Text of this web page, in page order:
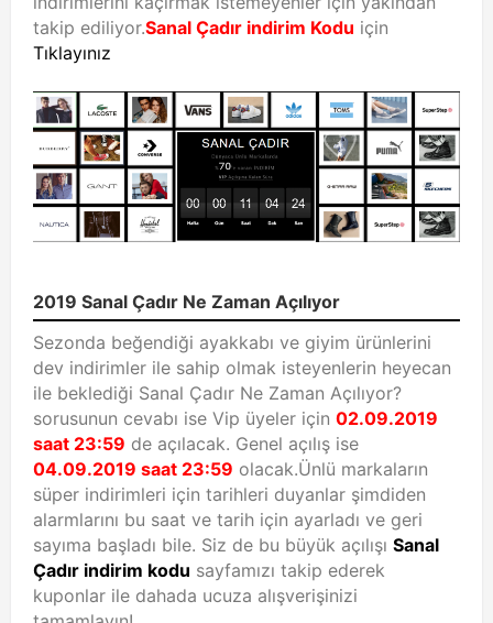
takip ediliyor.Sanal Çadır indirim Kodu için
Tıklayınız
2019 Sanal Çadır Ne Zaman Açılıyor
Sezonda beğendiği ayakkabı ve giyim ürünlerini
dev indirimler ile sahip olmak isteyenlerin heyecan
ile beklediği Sanal Çadır Ne Zaman Açılıyor?
sorusunun cevabı ise Vip üyeler için 02.09.2019
saat 23:59 de açılacak. Genel açılış ise
04.09.2019 saat 23:59 olacak.Ünlü markaların
süper indirimleri için tarihleri duyanlar şimdiden
alarmlarını bu saat ve tarih için ayarladı ve geri
sayıma başladı bile. Siz de bu büyük açılışı Sanal
Çadır indirim kodu sayfamızı takip ederek
kuponlar ile dahada ucuza alışverişinizi